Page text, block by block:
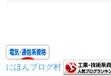
にほんブログ村